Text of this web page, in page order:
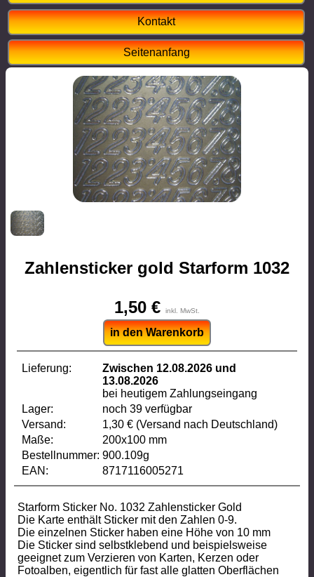
Kontakt
Seitenanfang
Zahlensticker gold Starform 1032
1,50 € inkl. MwSt.
in den Warenkorb
Lieferung:
Zwischen 12.08.2026 und
13.08.2026
bei heutigem Zahlungseingang
Lager:
noch 39 verfügbar
Versand:
1,30 € (Versand nach Deutschland)
Maße:
200x100 mm
Bestellnummer: 900.109g
EAN:
8717116005271
Starform Sticker No. 1032 Zahlensticker Gold
Die Karte enthält Sticker mit den Zahlen 0-9.
Die einzelnen Sticker haben eine Höhe von 10 mm
Die Sticker sind selbstklebend und beispielsweise
geeignet zum Verzieren von Karten, Kerzen oder
Fotoalben, eigentlich für fast alle glatten Oberflächen